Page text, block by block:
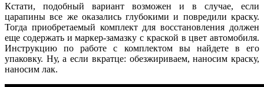
Кстати, подобный вариант возможен и в случае, если
царапины все же оказались глубокими и повредили краску.
Тогда приобретаемый комплект для восстановления должен
еще содержать и маркер-замазку с краской в цвет автомобиля.
Инструкцию по работе с комплектом вы найдете в его
упаковку. Ну, а если вкратце: обезжириваем, наносим краску,
наносим лак.